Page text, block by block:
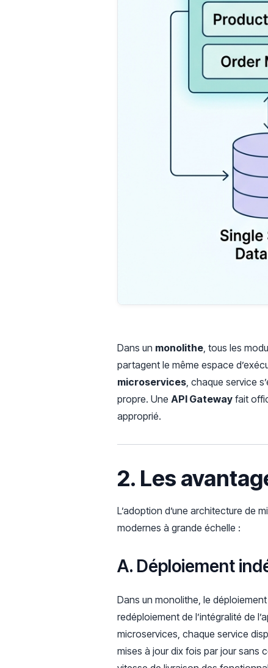
Dans un monolithe, tous les
partagent le même espace
microservices, chaque service
propre. Une API Gateway fait
approprié.
2. Les
L’adoption d’une architecture de
modernes à grande échelle :
A. Déploiement
Dans un monolithe, le
redéploiement de l’intégralité de
microservices, chaque service
mises à jour dix fois par jour sans